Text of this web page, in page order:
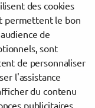
des cookies
permettent le bon
de
sont
de personnaliser
l'assistance
du contenu
publicitaires